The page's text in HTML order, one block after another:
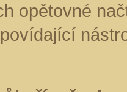
opětovné